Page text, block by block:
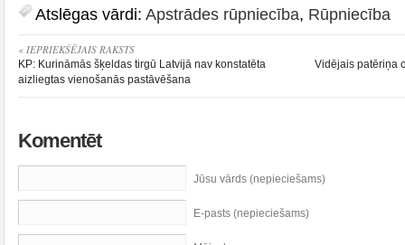
Atslēgas vārdi: Apstrādes rūpniecība, Rūpniecība
« IEPRIEKŠĒJAIS RAKSTS
KP: Kurināmās šķeldas tirgū Latvijā nav konstatēta
aizliegtas vienošanās pastāvēšana
Vidējais patēriņa
Komentēt
Jūsu vārds (nepieciešams)
E-pasts (nepieciešams)